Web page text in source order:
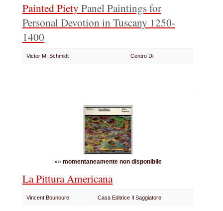
Painted Piety Panel Paintings for
Personal Devotion in Tuscany 1250-
1400
Victor M. Schmidt Centro Di
»» momentaneamente non disponibile
La Pittura Americana
Vincent Bounoure Casa Editrice Il Saggiatore